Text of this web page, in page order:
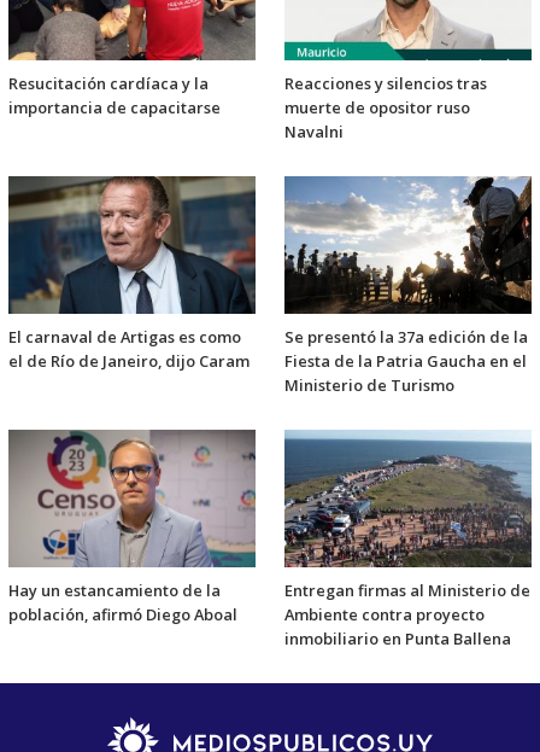
Resucitación cardíaca y la
importancia de capacitarse
Reacciones y silencios tras
muerte de opositor ruso
Navalni
El carnaval de Artigas es como
el de Río de Janeiro, dijo Caram
Se presentó la 37a edición de la
Fiesta de la Patria Gaucha en el
Ministerio de Turismo
Hay un estancamiento de la
población, afirmó Diego Aboal
Entregan firmas al Ministerio de
Ambiente contra proyecto
inmobiliario en Punta Ballena